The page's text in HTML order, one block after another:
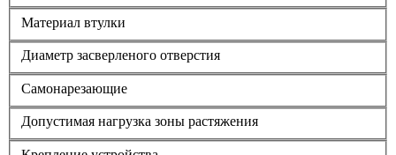
Материал втулки
Диаметр засверленого отверстия
Самонарезающие
Допустимая нагрузка зоны растяжения